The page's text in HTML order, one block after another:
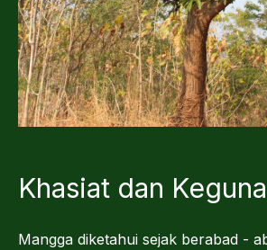
Khasiat dan
Mangga diketahui sejak berabad -